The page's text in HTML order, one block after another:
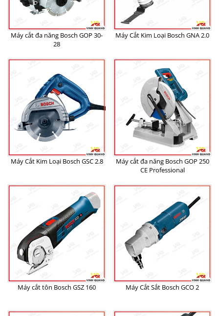
Máy cắt đa năng Bosch GOP 30-
28
Máy Cắt Kim Loại Bosch GNA 2.0
Máy Cắt Kim Loại Bosch GSC 2.8
Máy cắt đa năng Bosch GOP 250
CE Professional
Máy cắt tôn Bosch GSZ 160 Máy Cắt Sắt Bosch GCO 2